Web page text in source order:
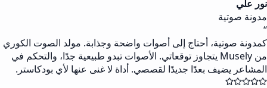
نور علي
مدونة صوتية
“
كمدونة صوتية، أحتاج إلى أصوات واضحة وجذابة. مولد الصوت الكوري
من Musely يتجاوز توقعاتي. الأصوات تبدو طبيعية جدًا، والتحكم في
المشاعر يضيف بعدًا جديدًا لقصصي. أداة لا غنى عنها لأي بودكاستر.